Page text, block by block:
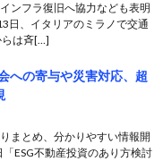
ンフラ復旧へ協力なども表明
日、イタリアのミラノで交通
らは斉[…]
への寄与や災害対応、超
まとめ、分かりやすい情報開
ESG不動産投資のあり方検討